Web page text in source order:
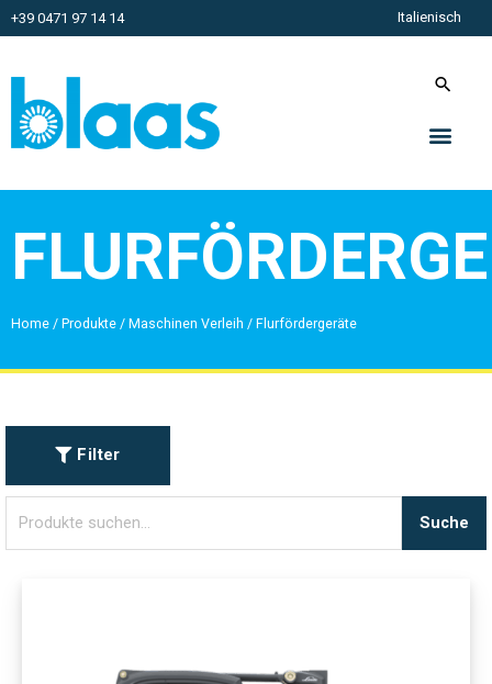
+39 0471 97 14 14 Italienisch
Home / Produkte / Maschinen Verleih / Flurfördergeräte
Filter
Suche